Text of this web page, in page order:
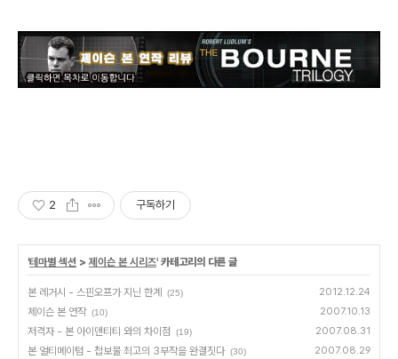
2 구독하기
'테마별 섹션 > 제이슨 본 시리즈' 카테고리의 다른 글
본 레거시 - 스핀오프가 지닌 한계 (25) 2012.12.24
제이슨 본 연작 (10) 2007.10.13
저격자 - 본 아이덴티티 와의 차이점 (19) 2007.08.31
본 얼티메이텀 - 첩보물 최고의 3부작을 완결짓다 (30) 2007.08.29